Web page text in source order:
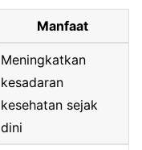
Manfaat
Meningkatkan
kesadaran
kesehatan sejak
dini